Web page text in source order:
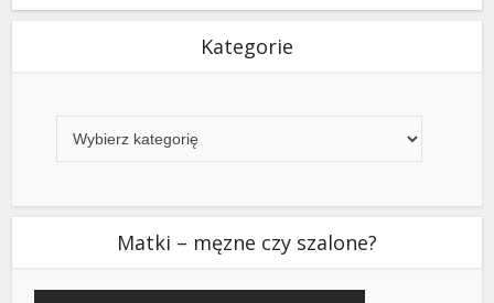
Kategorie
Matki – męzne czy szalone?